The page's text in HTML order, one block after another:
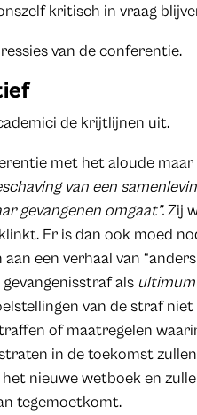
kritisch in vraag
van de conferentie.
de krijtlijnen uit.
met het aloude maar
van een
gevangenen omgaat”.Zij
Er is dan ook moed
een verhaal van
als
van de straf
of maatregelen
in de toekomst
nieuwe wetboek en
tegemoetkomt.